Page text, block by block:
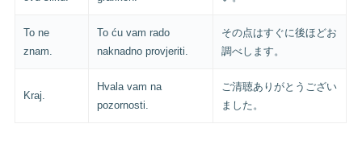
To ne
znam.
To ću vam rado
naknadno provjeriti.
その点はすぐに後ほどお
調べします。
Kraj.
Hvala vam na
pozornosti.
ご清聴ありがとうござい
ました。